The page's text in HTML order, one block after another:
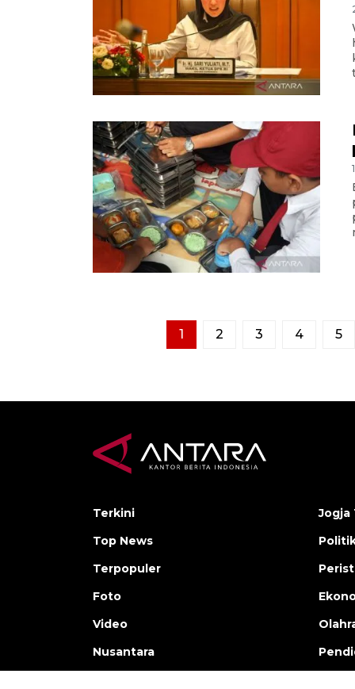
1 2 3 4 5
Terkini
Top News
Terpopuler
Foto
Video
Nusantara
Jogja